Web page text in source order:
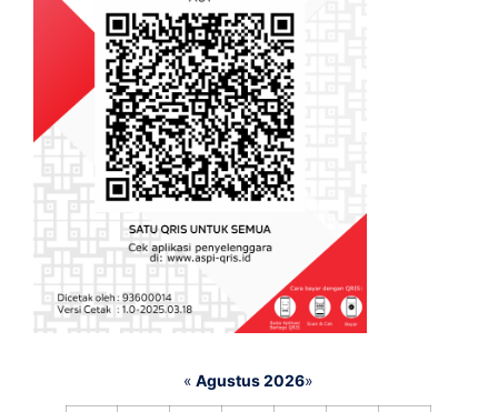
« Agustus 2026»